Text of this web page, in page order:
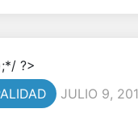
?>
JULIO 9,